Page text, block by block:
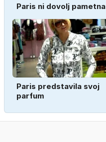
Paris ni dovolj pametna
Paris predstavila svoj
parfum